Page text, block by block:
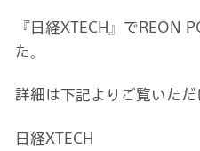
『日経XTECH』でREON
た。
詳細は下記よりご覧いただ
日経XTECH